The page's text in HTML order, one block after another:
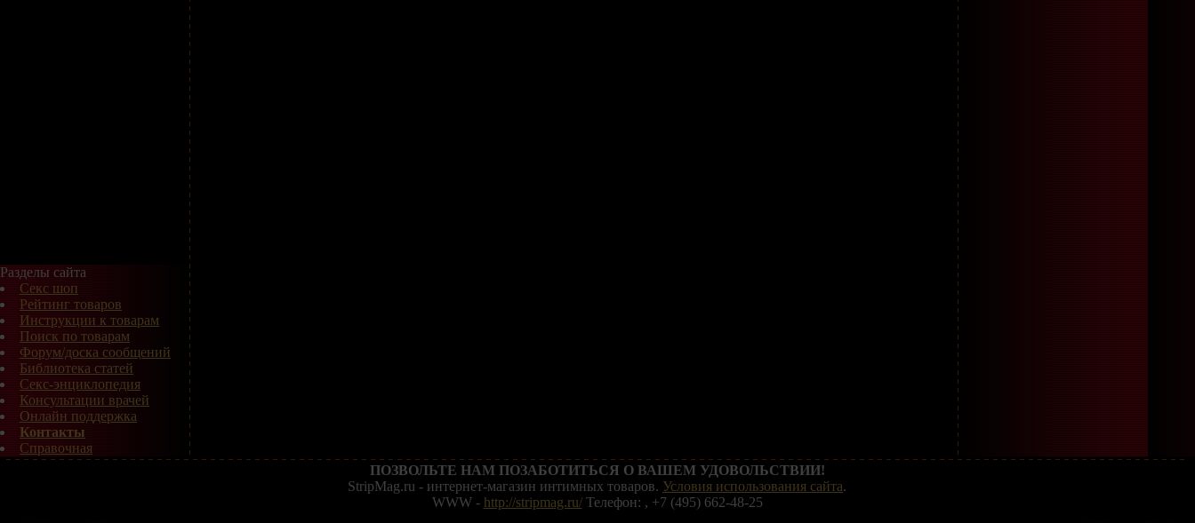
Разделы сайта
Секс шоп
Рейтинг товаров
Инструкции к товарам
Поиск по товарам
Форум/доска сообщений
Библиотека статей
Секс-энциклопедия
Консультации врачей
Онлайн поддержка
Контакты
Справочная
ПОЗВОЛЬТЕ НАМ ПОЗАБОТИТЬСЯ О ВАШЕМ УДОВОЛЬСТВИИ!
StripMag.ru - интернет-магазин интимных товаров. Условия использования сайта.
WWW - http://stripmag.ru/Телефон: , +7 (495) 662-48-25